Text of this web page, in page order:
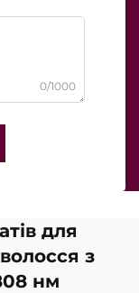
0/1000
для
з
нм